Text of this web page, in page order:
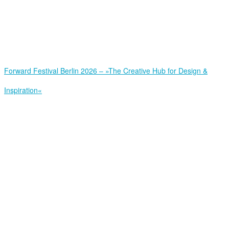
Forward Festival Berlin 2026 – »The Creative Hub for Design &
Inspiration«